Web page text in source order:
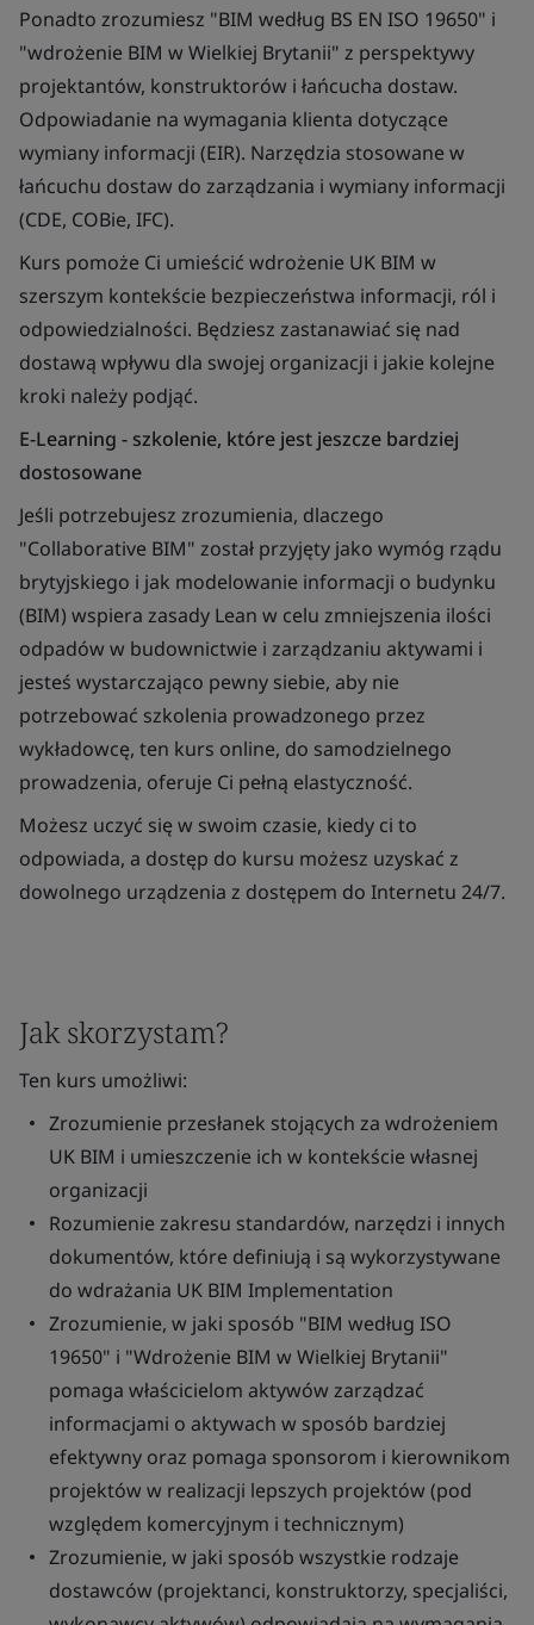
Ponadto zrozumiesz "BIM według BS EN ISO 19650" i
"wdrożenie BIM w Wielkiej Brytanii" z perspektywy
projektantów, konstruktorów i łańcucha dostaw.
Odpowiadanie na wymagania klienta dotyczące
wymiany informacji (EIR). Narzędzia stosowane w
łańcuchu dostaw do zarządzania i wymiany informacji
(CDE, COBie, IFC).
Kurs pomoże Ci umieścić wdrożenie UK BIM w
szerszym kontekście bezpieczeństwa informacji, ról i
odpowiedzialności. Będziesz zastanawiać się nad
dostawą wpływu dla swojej organizacji i jakie kolejne
kroki należy podjąć.
E-Learning - szkolenie, które jest jeszcze bardziej
dostosowane
Jeśli potrzebujesz zrozumienia, dlaczego
"Collaborative BIM" został przyjęty jako wymóg rządu
brytyjskiego i jak modelowanie informacji o budynku
(BIM) wspiera zasady Lean w celu zmniejszenia ilości
odpadów w budownictwie i zarządzaniu aktywami i
jesteś wystarczająco pewny siebie, aby nie
potrzebować szkolenia prowadzonego przez
wykładowcę, ten kurs online, do samodzielnego
prowadzenia, oferuje Ci pełną elastyczność.
Możesz uczyć się w swoim czasie, kiedy ci to
odpowiada, a dostęp do kursu możesz uzyskać z
dowolnego urządzenia z dostępem do Internetu 24/7.
Jak skorzystam?
Ten kurs umożliwi:
Zrozumienie przesłanek stojących za wdrożeniem
UK BIM i umieszczenie ich w kontekście własnej
organizacji
Rozumienie zakresu standardów, narzędzi i innych
dokumentów, które definiują i są wykorzystywane
do wdrażania UK BIM Implementation
Zrozumienie, w jaki sposób "BIM według ISO
19650" i "Wdrożenie BIM w Wielkiej Brytanii"
pomaga właścicielom aktywów zarządzać
informacjami o aktywach w sposób bardziej
efektywny oraz pomaga sponsorom i kierownikom
projektów w realizacji lepszych projektów (pod
względem komercyjnym i technicznym)
Zrozumienie, w jaki sposób wszystkie rodzaje
dostawców (projektanci, konstruktorzy, specjaliści,